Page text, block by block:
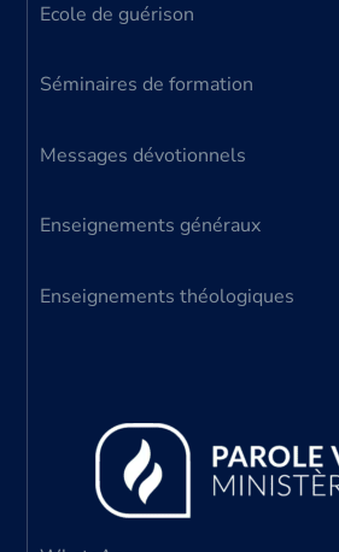
Ecole de guérison
Séminaires de formation
Messages dévotionnels
Enseignements généraux
Enseignements théologiques